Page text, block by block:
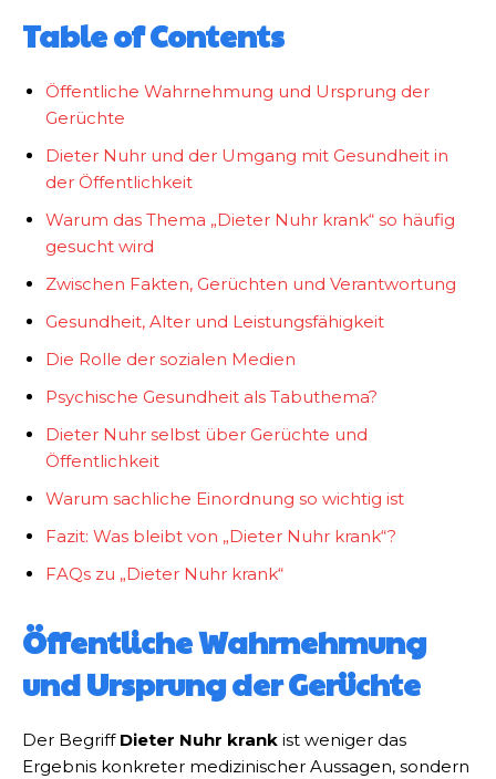
Table of Contents
Öffentliche Wahrnehmung und Ursprung der
Gerüchte
Dieter Nuhr und der Umgang mit Gesundheit in
der Öffentlichkeit
Warum das Thema „Dieter Nuhr krank“ so häufig
gesucht wird
Zwischen Fakten, Gerüchten und Verantwortung
Gesundheit, Alter und Leistungsfähigkeit
Die Rolle der sozialen Medien
Psychische Gesundheit als Tabuthema?
Dieter Nuhr selbst über Gerüchte und
Öffentlichkeit
Warum sachliche Einordnung so wichtig ist
Fazit: Was bleibt von „Dieter Nuhr krank“?
FAQs zu „Dieter Nuhr krank“
Öffentliche Wahrnehmung
und Ursprung der Gerüchte
Der Begriff Dieter Nuhr krank ist weniger das
Ergebnis konkreter medizinischer Aussagen, sondern